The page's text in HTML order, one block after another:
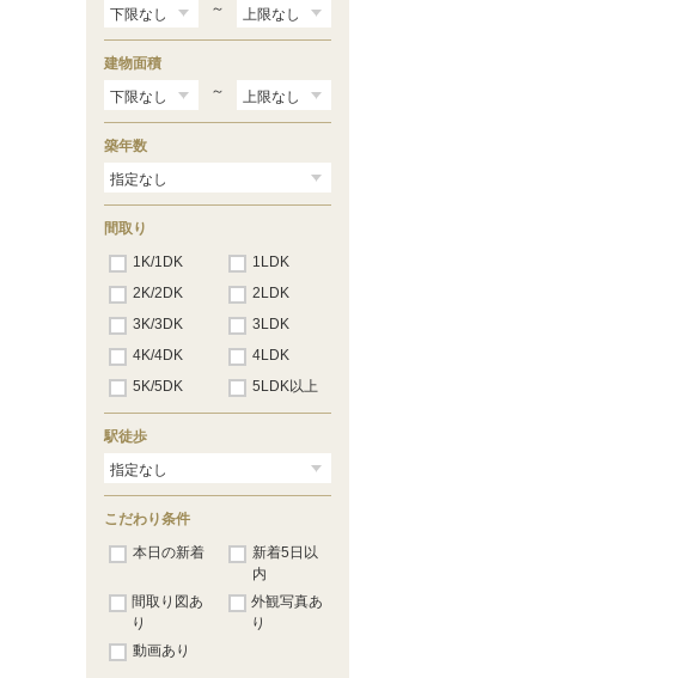
～
建物面積
～
築年数
間取り
1K/1DK
1LDK
2K/2DK
2LDK
3K/3DK
3LDK
4K/4DK
4LDK
5K/5DK
5LDK以上
駅徒歩
こだわり条件
本日の新着
新着5日以
内
間取り図あ
り
外観写真あ
り
動画あり